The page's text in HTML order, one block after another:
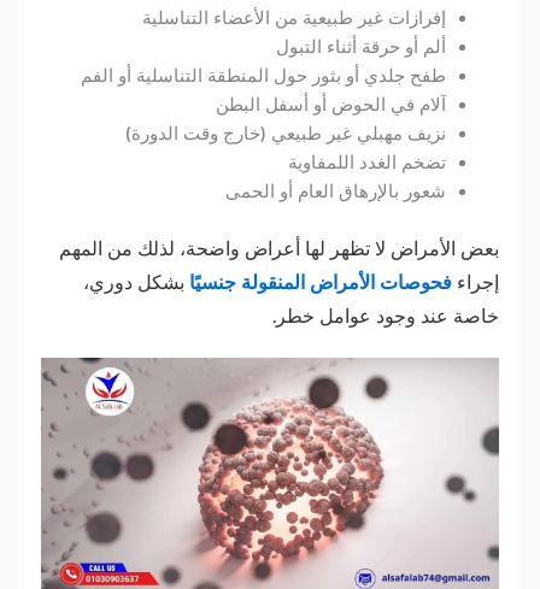
إفرازات غير طبيعية من الأعضاء التناسلية
ألم أو حرقة أثناء التبول
طفح جلدي أو بثور حول المنطقة التناسلية أو الفم
آلام في الحوض أو أسفل البطن
نزيف مهبلي غير طبيعي (خارج وقت الدورة)
تضخم الغدد اللمفاوية
شعور بالإرهاق العام أو الحمى
بعض الأمراض لا تظهر لها أعراض واضحة، لذلك من المهم
إجراءفحوصات الأمراض المنقولة جنسيًا بشكل دوري،
خاصة عند وجود عوامل خطر.